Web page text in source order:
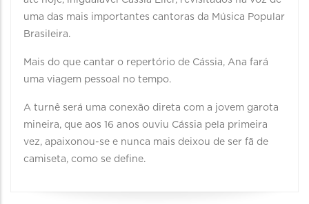
uma das mais importantes cantoras da Música Popular
Brasileira.
Mais do que cantar o repertório de Cássia, Ana fará
uma viagem pessoal no tempo.
A turnê será uma conexão direta com a jovem garota
mineira, que aos 16 anos ouviu Cássia pela primeira
vez, apaixonou-se e nunca mais deixou de ser fã de
camiseta, como se define.